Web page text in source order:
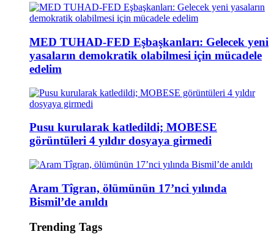
MED TUHAD-FED Eşbaşkanları: Gelecek yeni
yasaların demokratik olabilmesi için mücadele
edelim
Pusu kurularak katledildi; MOBESE
görüntüleri 4 yıldır dosyaya girmedi
Aram Tîgran, ölümünün 17’nci yılında
Bismil’de anıldı
Trending Tags